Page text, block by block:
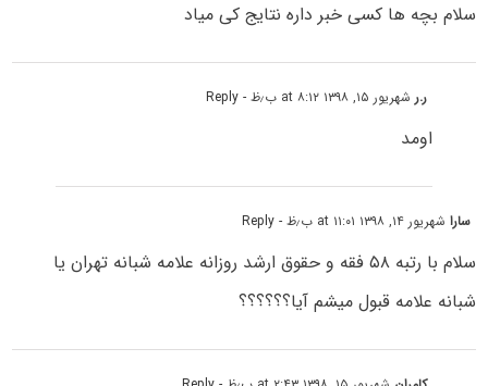
سلام بچه ها کسی خبر داره نتایج کی میاد
ر.رشهریور ۱۵, ۱۳۹۸ at ۸:۱۲ ب٫ظ - Reply
اومد
ساراشهریور ۱۴, ۱۳۹۸ at ۱۱:۰۱ ب٫ظ - Reply
سلام با رتبه ۵۸ فقه و حقوق ارشد روزانه علامه شبانه تهران یا
شبانه علامه قبول میشم آیا؟؟؟؟؟؟